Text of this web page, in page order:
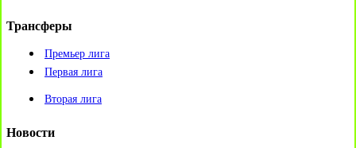
Трансферы
Премьер лига
Первая лига
Вторая лига
Новости